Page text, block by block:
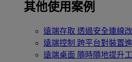
其他使用案例
遠端存取 透過安全連線
遠端控制 跨平台對裝置
遠端桌面 隨時隨地提升